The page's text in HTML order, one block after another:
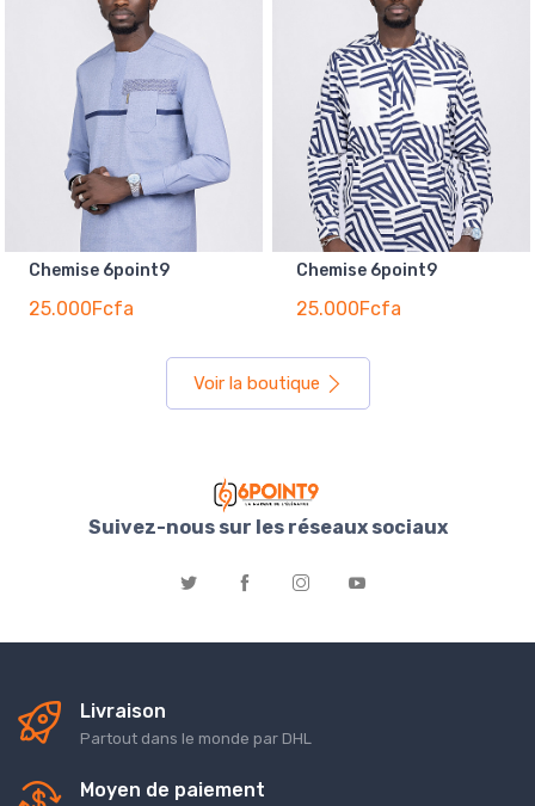
Chemise 6point9
25.000Fcfa
Chemise 6point9
25.000Fcfa
Voir la boutique
Suivez-nous sur les réseaux sociaux
Livraison
Partout dans le monde par DHL
Moyen de paiement